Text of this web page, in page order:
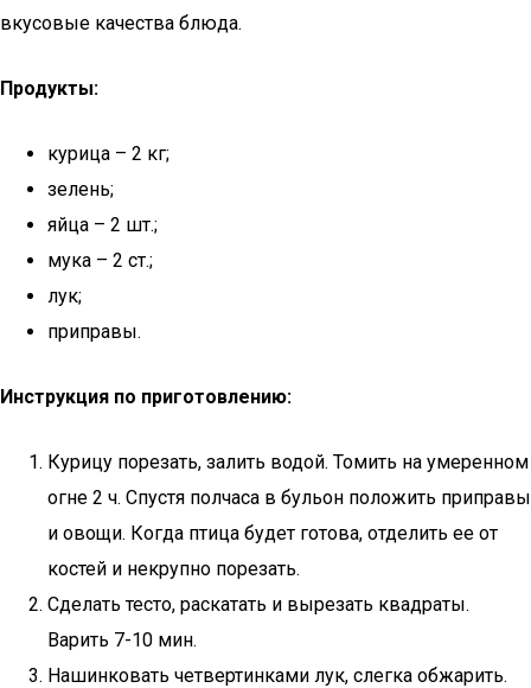
вкусовые качества блюда.
Продукты:
курица – 2 кг;
зелень;
яйца – 2 шт.;
мука – 2 ст.;
лук;
приправы.
Инструкция по приготовлению:
Курицу порезать, залить водой. Томить на умеренном
огне 2 ч. Спустя полчаса в бульон положить приправы
и овощи. Когда птица будет готова, отделить ее от
костей и некрупно порезать.
Сделать тесто, раскатать и вырезать квадраты.
Варить 7-10 мин.
Нашинковать четвертинками лук, слегка обжарить.